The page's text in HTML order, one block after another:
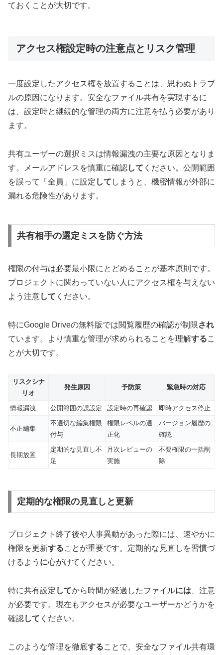
ておくことが大切です。
アクセス権設定時の注意点とリスク管理
一度設定したアクセス権を放置することは、思わぬトラブ
ルの原因になります。安全なファイル共有を実現するに
は、設定時と継続的な管理の両方に注意を払う必要があり
ます。
共有ユーザーの選択ミスは情報漏洩の主要な原因となりま
す。メールアドレスを慎重に確認して ください。公開範囲
を誤って「全員」に設定 して しまうと、機密情報が外部に
漏れる危険性があります。
共有相手の選定ミスを防ぐ方法
権限の付与は必要最小限にとどめることが基本原則です。
プロジェクトに関わっていない人にアクセス権を与えない
よう注意して ください。
特にGoogle Driveの無料版では閲覧履歴の確認が制限され
ています。より慎重な管理が求められることを理解するこ
とが大切です。
リスクシナ
リオ
発生原因 予防策 緊急時の対応
情報漏洩 公開範囲の誤設定 設定時の再確認 即時アクセス停止
不正編集
不適切な編集権限
付与
権限レベルの適
正化
バージョン履歴の
確認
長期放置
定期的な見直し不
足
月次レビューの
実施
不要権限の一括削
除
定期的な権限の見直しと更新
プロジェクト終了後や人事異動があった際には、速やかに
権限を更新することが重要です。定期的な見直しを習慣づ
けるよう に心がけてください。
特に共有設定 してから時間が経過したファイルには 、注意
が必要です。現在もアクセスが必要なユーザーかどうかを
確認して ください。
このような管理を徹底することで、安全なファイル共有環